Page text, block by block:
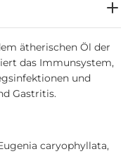
ätherischen Öl der
das Immunsystem,
und
Gastritis.
caryophyllata,